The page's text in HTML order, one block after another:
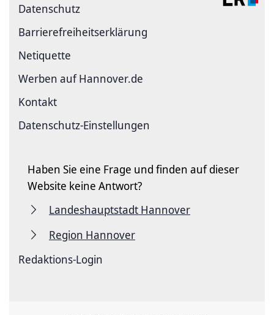
Datenschutz
Barriere­freiheits­erklärung
Netiquette
Werben auf Hannover.de
Kontakt
Datenschutz-Einstellungen
Haben Sie eine Frage und finden auf dieser
Website keine Antwort?
Landeshauptstadt Hannover
Region Hannover
Redaktions-Login